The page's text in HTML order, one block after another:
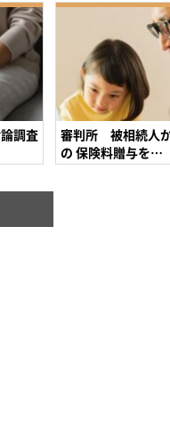
調査
審判所 被相続人
の 保険料贈与を…